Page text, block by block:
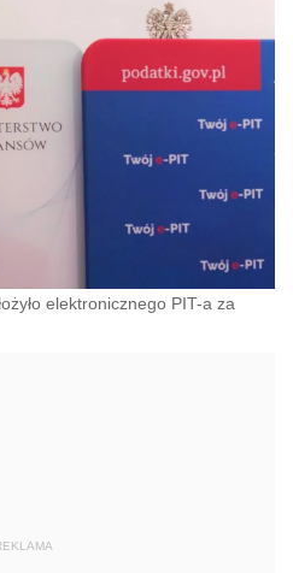
elektronicznego PIT-a za